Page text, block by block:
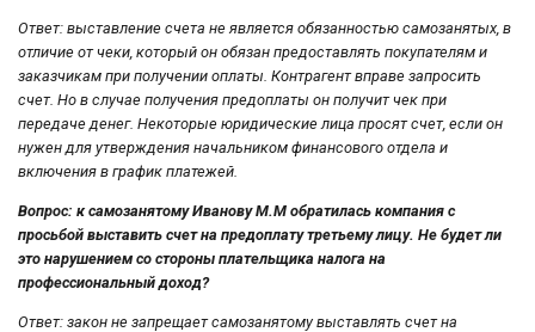
Ответ: выставление счета не является обязанностью самозанятых, в
отличие от чеки, который он обязан предоставлять покупателям и
заказчикам при получении оплаты. Контрагент вправе запросить
счет. Но в случае получения предоплаты он получит чек при
передаче денег. Некоторые юридические лица просят счет, если он
нужен для утверждения начальником финансового отдела и
включения в график платежей.
Вопрос: к самозанятому Иванову М.М обратилась компания с
просьбой выставить счет на предоплату третьему лицу. Не будет ли
это нарушением со стороны плательщика налога на
профессиональный доход?
Ответ: закон не запрещает самозанятому выставлять счет на